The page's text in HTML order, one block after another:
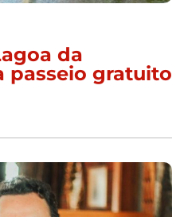
da
passeio gratuito